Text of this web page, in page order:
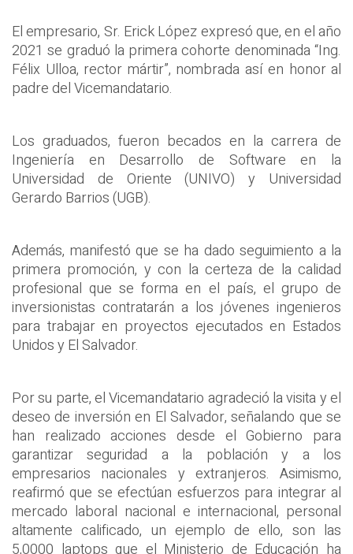
El empresario, Sr. Erick López expresó que, en el año
2021 se graduó la primera cohorte denominada “Ing.
Félix Ulloa, rector mártir”, nombrada así en honor al
padre del Vicemandatario.
Los graduados, fueron becados en la carrera de
Ingeniería en Desarrollo de Software en la
Universidad de Oriente (UNIVO) y Universidad
Gerardo Barrios (UGB).
Además, manifestó que se ha dado seguimiento a la
primera promoción, y con la certeza de la calidad
profesional que se forma en el país, el grupo de
inversionistas contratarán a los jóvenes ingenieros
para trabajar en proyectos ejecutados en Estados
Unidos y El Salvador.
Por su parte, el Vicemandatario agradeció la visita y el
deseo de inversión en El Salvador, señalando que se
han realizado acciones desde el Gobierno para
garantizar seguridad a la población y a los
empresarios nacionales y extranjeros. Asimismo,
reafirmó que se efectúan esfuerzos para integrar al
mercado laboral nacional e internacional, personal
altamente calificado, un ejemplo de ello, son las
5,0000 laptops que el Ministerio de Educación ha